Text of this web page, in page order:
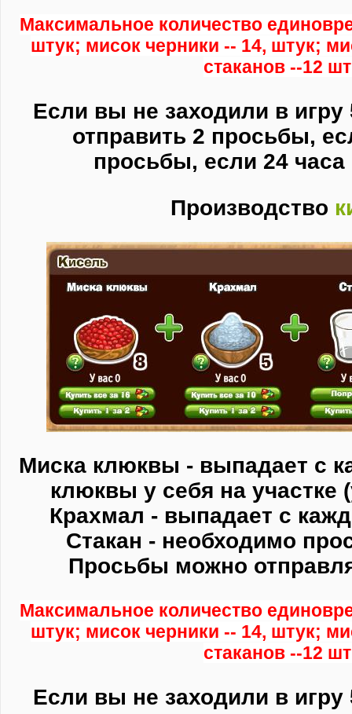
Максимальное количество
штук; мисок черники -- 14, штук;
стаканов --12
Если вы не заходили в
отправить 2 просьбы,
просьбы, если 24
Производство
Миска клюквы - выпадает с
клюквы у себя на участке
Крахмал - выпадает с
Стакан - необходимо
Просьбы можно
Максимальное количество
штук; мисок черники -- 14, штук;
стаканов --12
Если вы не заходили в